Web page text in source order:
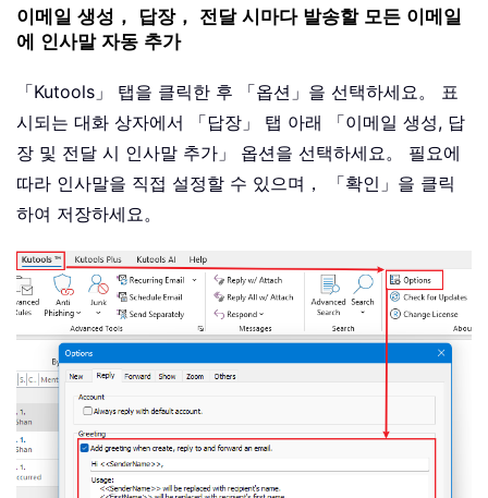
이메일 생성， 답장， 전달 시마다 발송할 모든 이메일
에 인사말 자동 추가
「Kutools」 탭을 클릭한 후 「옵션」을 선택하세요。 표
시되는 대화 상자에서 「답장」 탭 아래 「이메일 생성, 답
장 및 전달 시 인사말 추가」 옵션을 선택하세요。 필요에
따라 인사말을 직접 설정할 수 있으며， 「확인」을 클릭
하여 저장하세요。